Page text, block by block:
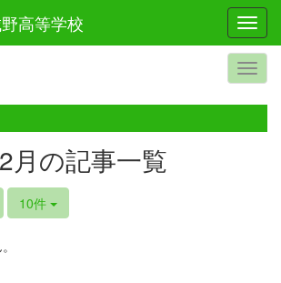
高等学校
月の記事一覧
10件